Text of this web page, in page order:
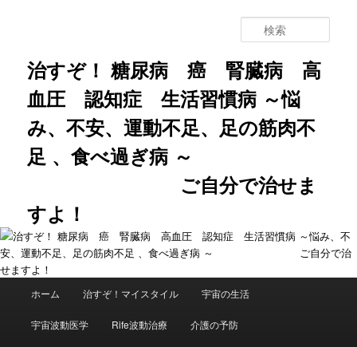
治すぞ！ 糖尿病 癌 腎臓病 高
血圧 認知症 生活習慣病 ～悩
み、不安、運動不足、足の筋肉不
足 、食べ過ぎ病 ～
ご自分で治せま
すよ！
索
ホーム 治すぞ！マイスタイル 宇宙の生活
宇宙波動医学 Rife波動治療 介護の予防